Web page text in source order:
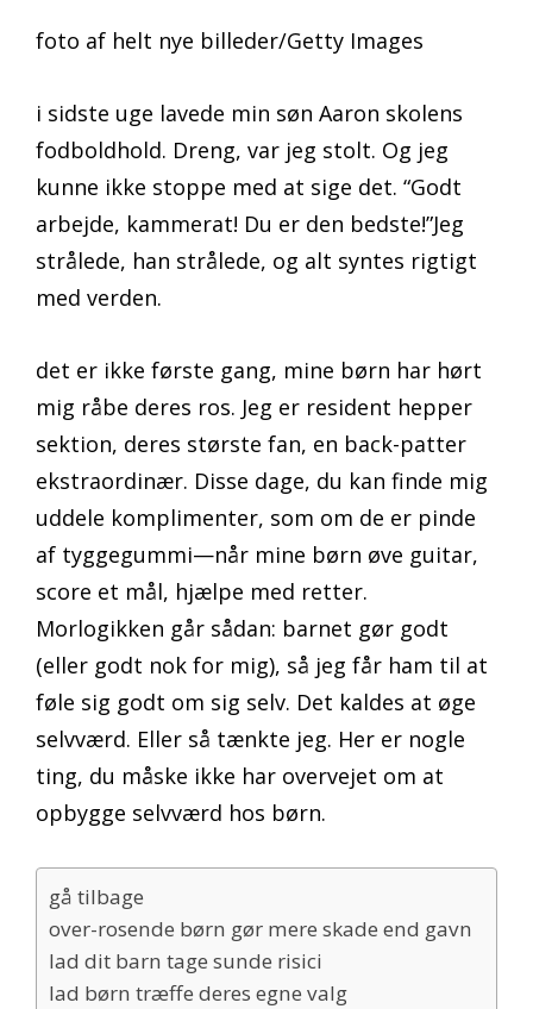
foto af helt nye billeder/Getty Images
i sidste uge lavede min søn Aaron skolens
fodboldhold. Dreng, var jeg stolt. Og jeg
kunne ikke stoppe med at sige det. “Godt
arbejde, kammerat! Du er den bedste!”Jeg
strålede, han strålede, og alt syntes rigtigt
med verden.
det er ikke første gang, mine børn har hørt
mig råbe deres ros. Jeg er resident hepper
sektion, deres største fan, en back-patter
ekstraordinær. Disse dage, du kan finde mig
uddele komplimenter, som om de er pinde
af tyggegummi—når mine børn øve guitar,
score et mål, hjælpe med retter.
Morlogikken går sådan: barnet gør godt
(eller godt nok for mig), så jeg får ham til at
føle sig godt om sig selv. Det kaldes at øge
selvværd. Eller så tænkte jeg. Her er nogle
ting, du måske ikke har overvejet om at
opbygge selvværd hos børn.
gå tilbage
over-rosende børn gør mere skade end gavn
lad dit barn tage sunde risici
lad børn træffe deres egne valg